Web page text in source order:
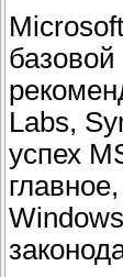
Labs,
успех